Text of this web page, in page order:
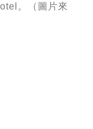
。（圖片來